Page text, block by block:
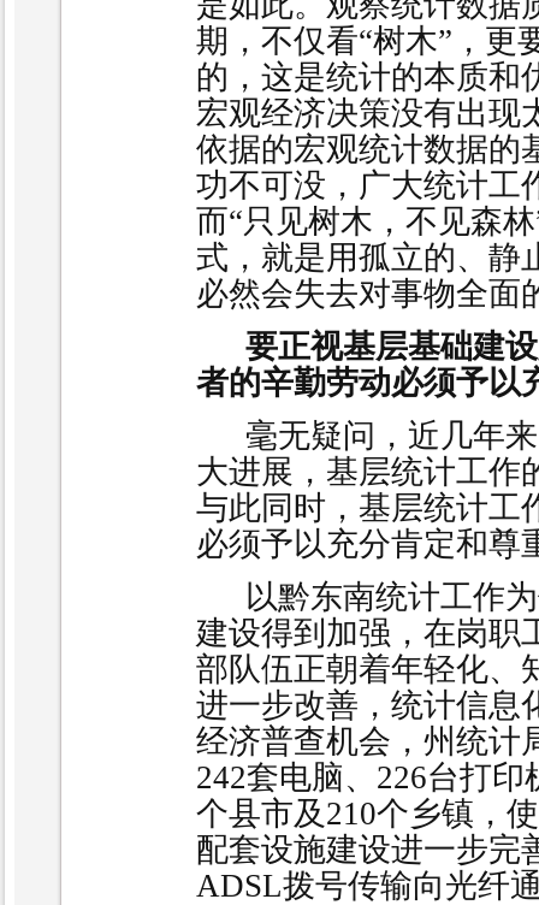
期，不仅看“树木”，更
的，这是统计的本质和
宏观经济决策没有出现
依据的宏观统计数据的
功不可没，广大统计工
而“只见树木，不见森
式，就是用孤立的、静
必然会失去对事物全面
要正视基层基础建
者的辛勤劳动必须予以
毫无疑问，近几年
大进展，基层统计工作
与此同时，基层统计工
必须予以充分肯定和尊
以黔东南统计工作
建设得到加强，在岗职
部队伍正朝着年轻化、
进一步改善，统计信息
经济普查机会，州统计
242套电脑、 226台打印
个县市及 210个乡镇，
配套设施建设进一步完
ADSL拨号传输向光纤